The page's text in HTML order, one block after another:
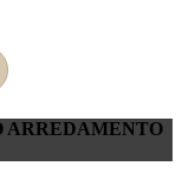
ARREDAMENTO